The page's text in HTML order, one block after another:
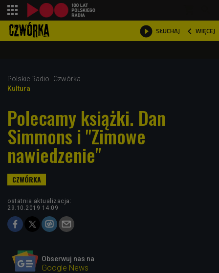
 SŁUCHAJ  WIĘCEJ

Polskie Radio
Czwórka
Kultura
Polecamy książki. Dan
Simmons i "Zimowe
nawiedzenie"
ostatnia aktualizacja:
29.10.2019 14:09
Obserwuj nas na
Google News